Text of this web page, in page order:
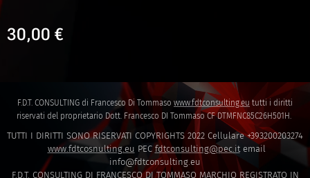
30,00 €
F.D.T. CONSULTING di Francesco Di Tommaso www.fdtconsulting.eu tutti i diritti
riservati del proprietario Dott. Francesco DI Tommaso CF DTMFNC85C26H501H.
TUTTI I DIRITTI SONO RISERVATI COPYRIGHTS 2022 Cellulare +393200203274
www.fdtcosnulting.eu PEC fdtconsulting@pec.itemail
info@fdtconsulting.eu
F.D.T. CONSULTING DI FRANCESCO DI TOMMASO MARCHIO REGISTRATO IN